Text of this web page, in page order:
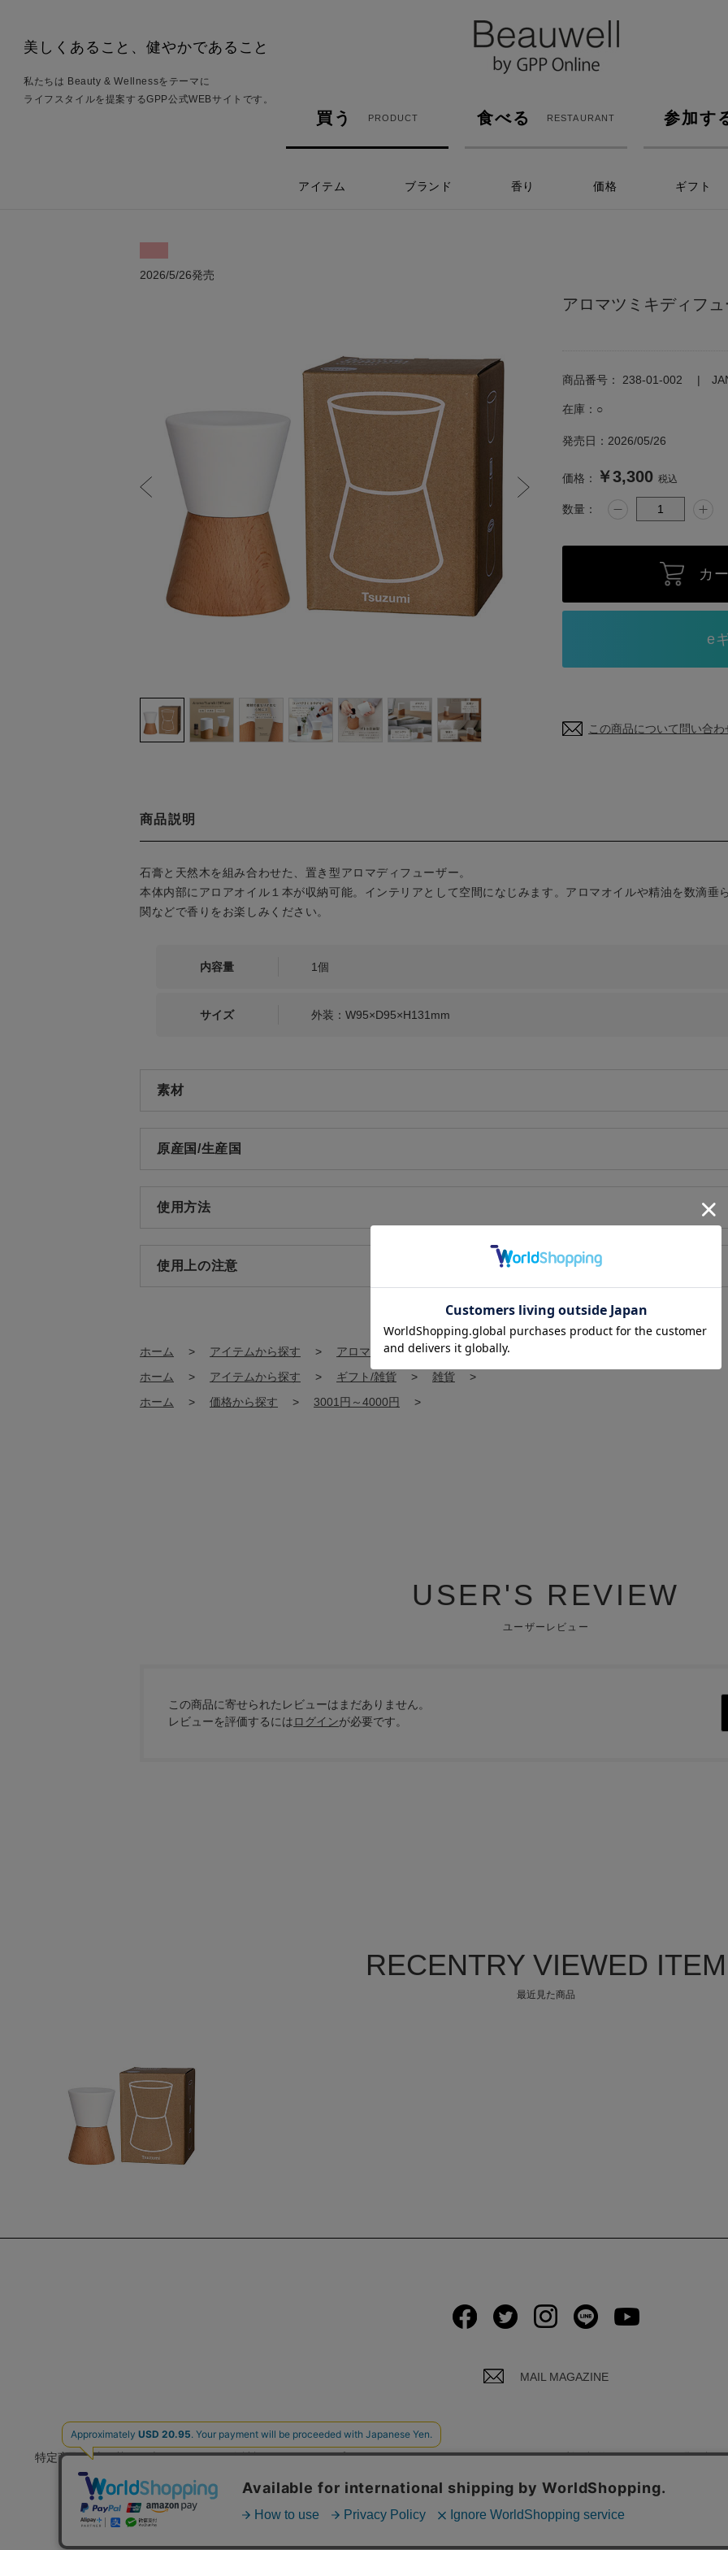
美しくあること、健やかであること
私たちは Beauty & Wellnessをテーマに
ライフスタイルを提案するGPP公式WEBサイトです。
買う PRODUCT 食べる RESTAURANT 参加す
アイテム ブランド 香り 価格 ギフト
2026/5/26発売
アロマツミキディフュ
在庫： ○
発売日： 2026/05/26
価格： ￥3,300 税込
商品番号： 238-01-002
数量：
カ
この商品について問い合わ
商品説明
石膏と天然木を組み合わせた、置き型アロマディフューザー。
本体内部にアロアオイル１本が収納可能。インテリアとして空間になじみます。アロマオイルや精油を数滴垂
関などで香りをお楽しみください。
内容量 1個
サイズ 外装：W95×D95×H131mm
素材
原産国/生産国
使用方法
使用上の注意
ホーム > アイテムから探す > アロマ > アロマディフューザー/加湿器
ホーム
> アイテムから探す > ギフト/雑貨 > 雑貨
>
ホーム
> 価格から探す > 3001円～4000円 >
USER'S REVIEW
ユーザーレビュー
この商品に寄せられたレビューはまだありません。
レビューを評価するにはログインが必要です。
RECENTRY VIEWED ITEM
最近見た商品
MAIL MAGAZINE
特定商取引法に基づく表示 会社概要 プライバシーポリシーについて ご利用規約 お問い合わ